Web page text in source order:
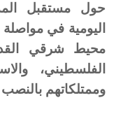
حول مستقبل
اليومية في
محيط شرقي
الفلسطيني،
وممتلكاتهم بالنصب